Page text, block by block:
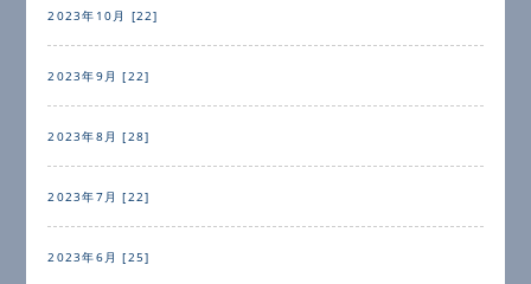
2023年10月 [22]
2023年9月 [22]
2023年8月 [28]
2023年7月 [22]
2023年6月 [25]